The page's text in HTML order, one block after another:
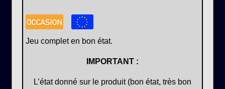
Jeu complet en bon état.
IMPORTANT :
L’état donné sur le produit (bon état, très bon